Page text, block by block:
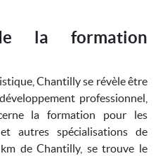
la formation
Chantilly se révèle être
professionnel,
la formation pour les
autres spécialisations de
de Chantilly, se trouve le